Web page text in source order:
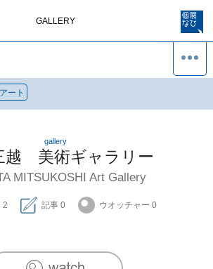
GALLERY
アート
gallery
越 美術ギャラリー
MITSUKOSHI Art Gallery
2 記事 0 ウオッチャー 0